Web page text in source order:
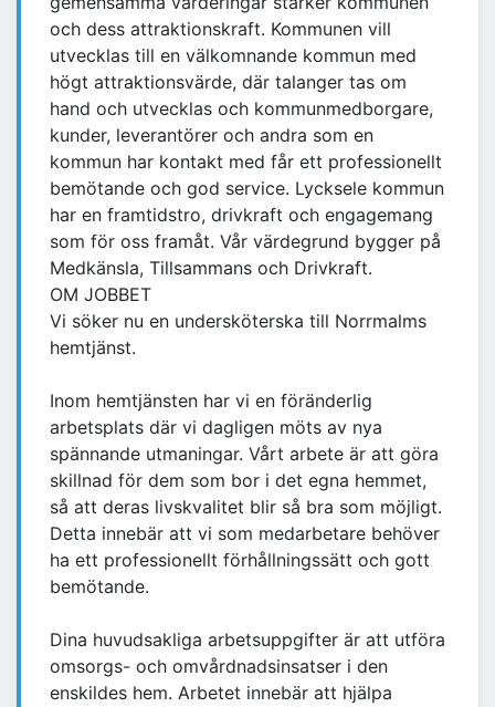
och dess attraktionskraft. Kommunen vill
utvecklas till en välkomnande kommun med
högt attraktionsvärde, där talanger tas om
hand och utvecklas och kommunmedborgare,
kunder, leverantörer och andra som en
kommun har kontakt med får ett professionellt
bemötande och god service. Lycksele kommun
har en framtidstro, drivkraft och engagemang
som för oss framåt. Vår värdegrund bygger på
Medkänsla, Tillsammans och Drivkraft.
OM JOBBET
Vi söker nu en undersköterska till Norrmalms
hemtjänst.
Inom hemtjänsten har vi en föränderlig
arbetsplats där vi dagligen möts av nya
spännande utmaningar. Vårt arbete är att göra
skillnad för dem som bor i det egna hemmet,
så att deras livskvalitet blir så bra som möjligt.
Detta innebär att vi som medarbetare behöver
ha ett professionellt förhållningssätt och gott
bemötande.
Dina huvudsakliga arbetsuppgifter är att utföra
omsorgs- och omvårdnadsinsatser i den
enskildes hem. Arbetet innebär att hjälpa